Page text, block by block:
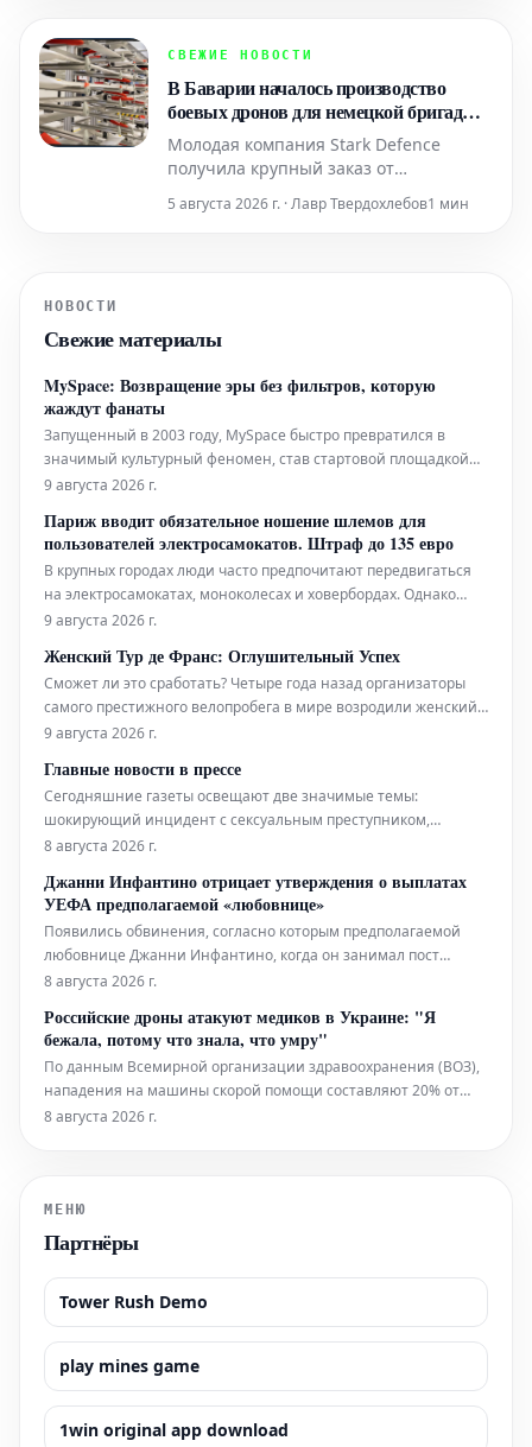
событие.
СВЕЖИЕ НОВОСТИ
В Баварии началось производство
боевых дронов для немецкой бригады в
Литве
Молодая компания Stark Defence
получила крупный заказ от
Бундесвера на производство
беспилотных летательных аппаратов.
строго конфиденциальную фабрику.
5 августа 2026 г. · Лавр Твердохлебов1 мин
НОВОСТИ
Свежие материалы
MySpace: Возвращение эры без фильтров, которую
жаждут фанаты
Запущенный в 2003 году, MySpace быстро превратился в
значимый культурный феномен, став стартовой площадкой
для таких артистов, как Arctic Monkeys, Adele и Nicki Minaj,
временем его главные особенности — страницы с широкими
возможностями ка
9 августа 2026 г.
Париж вводит обязательное ношение шлемов для
пользователей электросамокатов. Штраф до 135 евро
В крупных городах люди часто предпочитают передвигаться
на электросамокатах, моноколесах и ховербордах. Однако
количество серьезных происшествий с этими транспортными
Парижа приняла решение об обязательном использовании
защитно
9 августа 2026 г.
Женский Тур де Франс: Оглушительный Успех
Сможет ли это сработать? Четыре года назад организаторы
самого престижного велопробега в мире возродили женский
Тур де Франс, задаваясь этим вопросом. Сегодня директор
девяти этапов полностью транслируются по телевидению.
Переполнен
9 августа 2026 г.
Главные новости в прессе
Сегодняшние газеты освещают две значимые темы:
шокирующий инцидент с сексуальным преступником,
который, будучи выпущенным на свободу, впоследствии
пересмотре планов по достижению нулевых выбросов
углерода ("чистого нуля").
8 августа 2026 г.
Джанни Инфантино отрицает утверждения о выплатах
УЕФА предполагаемой «любовнице»
Появились обвинения, согласно которым предполагаемой
любовнице Джанни Инфантино, когда он занимал пост
генерального секретаря УЕФА, была выплачена компенсация
президента ФИФА заявил, что Инфантино "категорически
отрицает эти абсолютно ложные
8 августа 2026 г.
Российские дроны атакуют медиков в Украине: "Я
бежала, потому что знала, что умру"
По данным Всемирной организации здравоохранения (ВОЗ),
нападения на машины скорой помощи составляют 20% от
общего числа атак на систему здравоохранения Украины, что
8 августа 2026 г.
МЕНЮ
Партнёры
Tower Rush Demo
play mines game
1win original app download